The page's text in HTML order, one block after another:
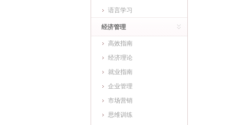
语言学习
经济管理
高效指南
经济理论
就业指南
企业管理
市场营销
思维训练